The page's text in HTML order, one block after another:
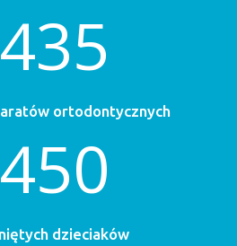
ortodontycznych
dzieciaków